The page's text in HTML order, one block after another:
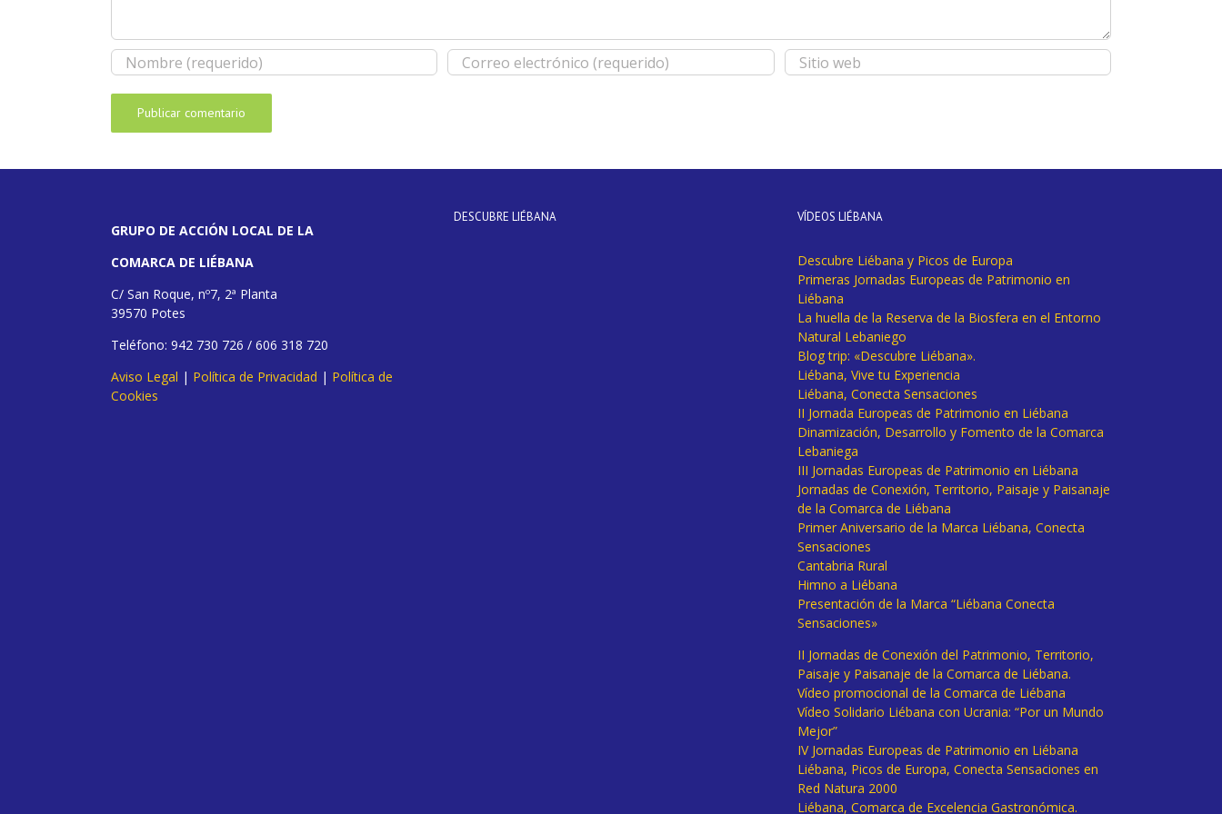
GRUPO DE ACCIÓN LOCAL DE LA
COMARCA DE LIÉBANA
C/ San Roque, nº7, 2ª Planta
39570 Potes
Teléfono: 942 730 726 / 606 318 720
Aviso Legal | Política de Privacidad | Política de
Cookies
DESCUBRE LIÉBANA VÍDEOS LIÉBANA
Descubre Liébana y Picos de Europa
Primeras Jornadas Europeas de Patrimonio en
Liébana
La huella de la Reserva de la Biosfera en el Entorno
Natural Lebaniego
Blog trip: «Descubre Liébana».
Liébana, Vive tu Experiencia
Liébana, Conecta Sensaciones
II Jornada Europeas de Patrimonio en Liébana
Dinamización, Desarrollo y Fomento de la Comarca
Lebaniega
III Jornadas Europeas de Patrimonio en Liébana
Jornadas de Conexión, Territorio, Paisaje y Paisanaje
de la Comarca de Liébana
Primer Aniversario de la Marca Liébana, Conecta
Sensaciones
Cantabria Rural
Himno a Liébana
Presentación de la Marca “Liébana Conecta
Sensaciones»
II Jornadas de Conexión del Patrimonio, Territorio,
Paisaje y Paisanaje de la Comarca de Liébana.
Vídeo promocional de la Comarca de Liébana
Vídeo Solidario Liébana con Ucrania: “Por un Mundo
Mejor”
IV Jornadas Europeas de Patrimonio en Liébana
Liébana, Picos de Europa, Conecta Sensaciones en
Red Natura 2000
Liébana, Comarca de Excelencia Gastronómica.